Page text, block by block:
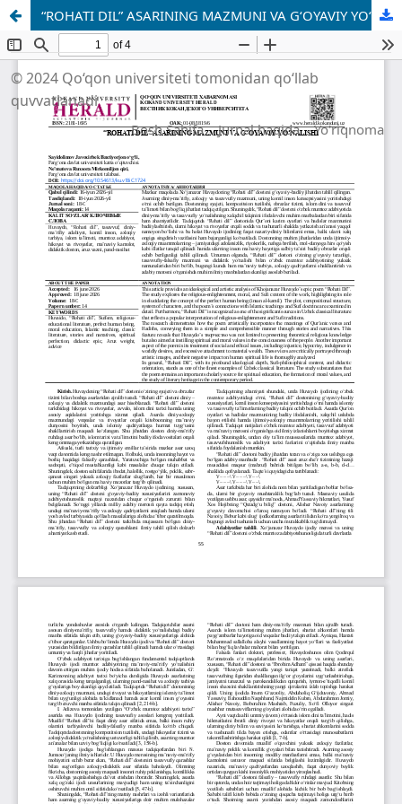
“ROHATI DIL” ASARINING MAZMUNI VA G‘OYAVIY YO‘NALISHI
© 2024 Qo‘qon universiteti tomonidan qo‘llab
quvvatlanadi
Bosh Sahifa Jurnal haqida Yo'riqnoma